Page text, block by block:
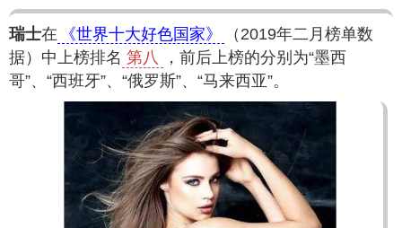
瑞士在 《世界十大好色国家》
（2019年二月榜单数
据）中上榜排名 第八
，前后上榜的分别为“墨西
哥”、“西班牙”、“俄罗斯”、“马来西亚”。